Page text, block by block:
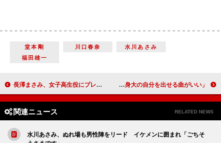
堂本剛 川口春奈
水川あさみ
福田雄一
長澤まさみ、女子高生役にプレッシャー 岡田将生、“いくえみ男子”に ＡＫＢ４８じゃんけん女王は松井珠理奈 センター曲は「等身大の自分を出せる曲がいい」
関連ニュース RELATED NEWS
水川あさみ、ぬれ場も男性陣をリード イケメンに囲まれ「ごちそ